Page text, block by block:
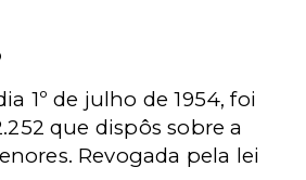
1º de julho de 1954, foi
que dispôs sobre a
Revogada pela lei